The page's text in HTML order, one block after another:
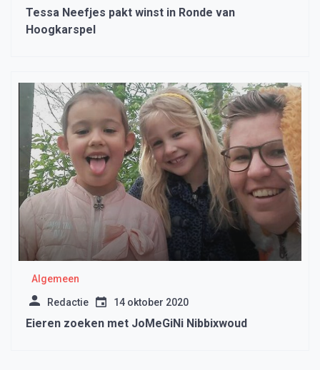
Tessa Neefjes pakt winst in Ronde van
Hoogkarspel
Algemeen
Redactie 14 oktober 2020
Eieren zoeken met JoMeGiNi Nibbixwoud